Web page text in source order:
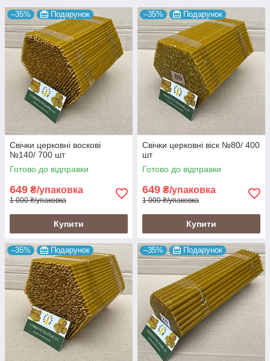
–35% Подарунок
Свічки церковні воскові
№140/ 700 шт
Готово до відправки
649 ₴/упаковка
1 000 ₴/упаковка
Купити
–35% Подарунок
Свічки церковні віск №80/ 400
шт
Готово до відправки
649 ₴/упаковка
1 000 ₴/упаковка
Купити
–35% Подарунок –35% Подарунок